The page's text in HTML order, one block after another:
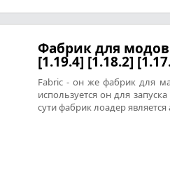
Фабрик для
[1.19.4] [1.18.2]
Fabric - он же фабрик для
используется он для
сути фабрик лоадер